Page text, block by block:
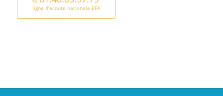
ligne d’écoute nationale EFA